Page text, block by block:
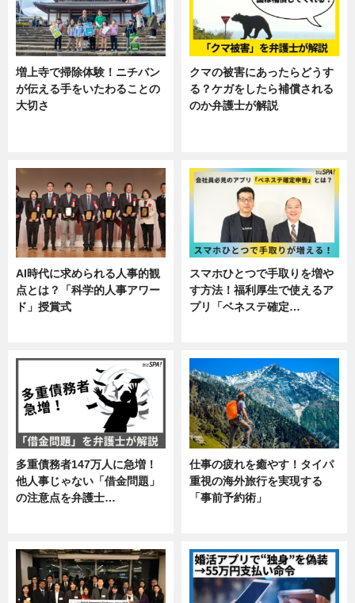
増上寺で掃除体験！ニチバン
が伝える手をいたわることの
大切さ
クマの被害にあったらどうす
る？ケガをしたら補償される
のか弁護士が解説
AI時代に求められる人事的観
点とは？「科学的人事アワー
ド」授賞式
スマホひとつで手取りを増や
す方法！福利厚生で使えるア
プリ「ベネステ確定…
多重債務者147万人に急増！
他人事じゃない「借金問題」
の注意点を弁護士…
仕事の疲れを癒やす！タイパ
重視の海外旅行を実現する
「事前予約術」